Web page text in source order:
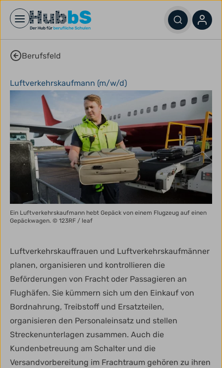
Open main menu
Berufsfeld
Luftverkehrskaufmann (m/w/d)
Ein Luftverkehrskaufmann hebt Gepäck von einem Flugzeug auf einen
Gepäckwagen. © 123RF / leaf
Luftverkehrskauffrauen und Luftverkehrskaufmänner
planen, organisieren und kontrollieren die
Beförderungen von Fracht oder Passagieren an
Flughäfen. Sie kümmern sich um den Einkauf von
Bordnahrung, Treibstoff und Ersatzteilen,
organisieren den Personaleinsatz und stellen
Streckenunterlagen zusammen. Auch die
Kundenbetreuung am Schalter und die
Versandvorbereitung im Frachtraum gehören zu ihren